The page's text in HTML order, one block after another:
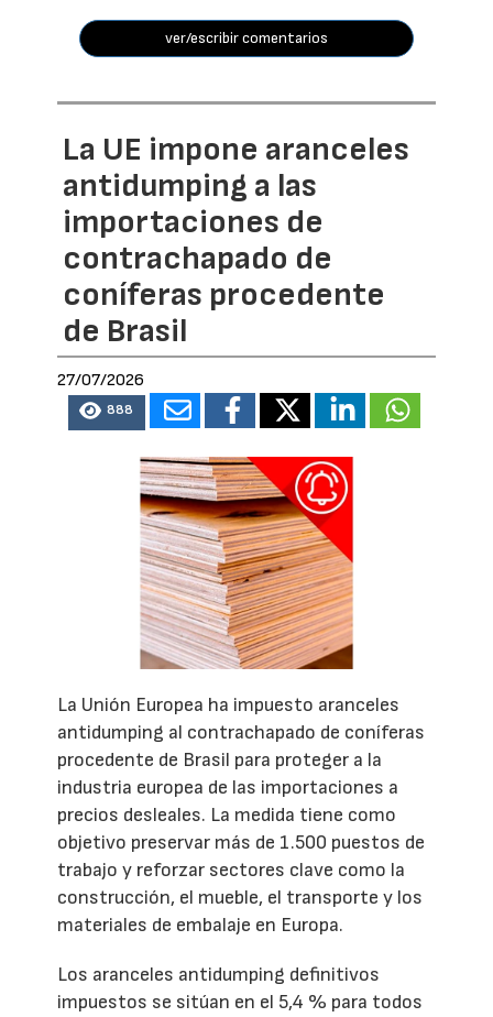
ver/escribir comentarios
La UE impone aranceles
antidumping a las
importaciones de
contrachapado de
coníferas procedente
de Brasil
27/07/2026
888
La Unión Europea ha impuesto aranceles
antidumping al contrachapado de coníferas
procedente de Brasil para proteger a la
industria europea de las importaciones a
precios desleales. La medida tiene como
objetivo preservar más de 1.500 puestos de
trabajo y reforzar sectores clave como la
construcción, el mueble, el transporte y los
materiales de embalaje en Europa.
Los aranceles antidumping definitivos
impuestos se sitúan en el 5,4 % para todos